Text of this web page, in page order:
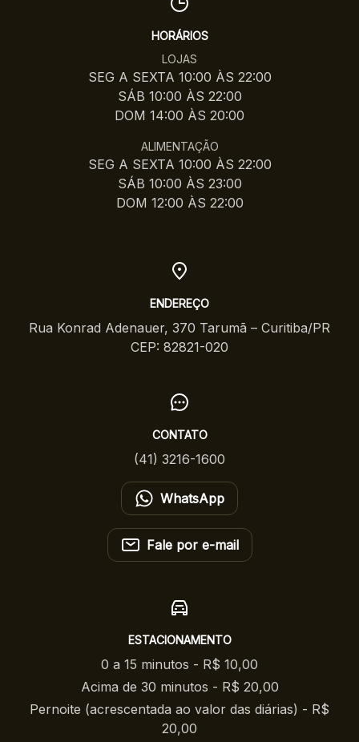
HORÁRIOS
LOJAS
SEG A SEXTA 10:00 ÀS 22:00
SÁB 10:00 ÀS 22:00
DOM 14:00 ÀS 20:00
ALIMENTAÇÃO
SEG A SEXTA 10:00 ÀS 22:00
SÁB 10:00 ÀS 23:00
DOM 12:00 ÀS 22:00
ENDEREÇO
Rua Konrad Adenauer, 370 Tarumã – Curitiba/PR
CEP: 82821-020
CONTATO
(41) 3216-1600
WhatsApp
Fale por e-mail
ESTACIONAMENTO
0 a 15 minutos - R$ 10,00
Acima de 30 minutos - R$ 20,00
Pernoite (acrescentada ao valor das diárias) - R$
20,00